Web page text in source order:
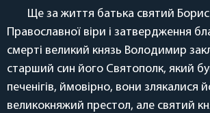
Ще за життя батька святий Борис
Православної віри і затвердження
смерті великий князь Володимир
старший син його Святополк, який
печенігів, ймовірно, вони
великокняжий престол, але святий